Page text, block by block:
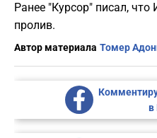
Ранее "Курсор" писал, что
пролив.
Автор материала Томер
в